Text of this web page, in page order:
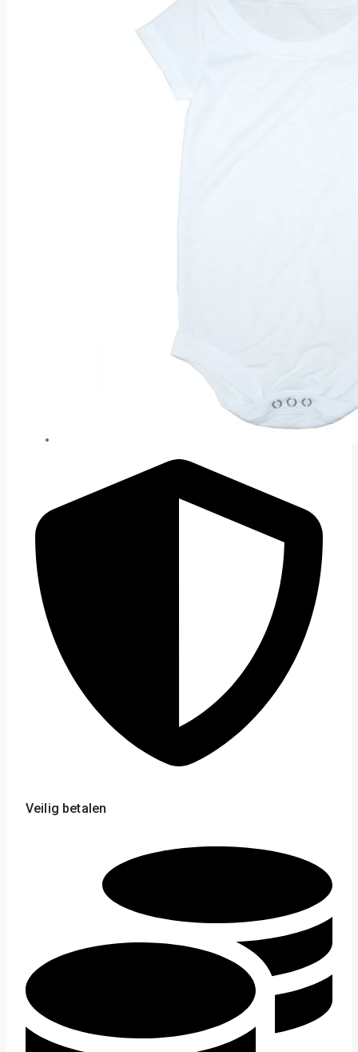
Veilig betalen